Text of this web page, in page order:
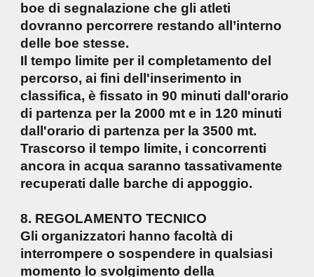
boe di segnalazione che gli atleti
dovranno percorrere restando all’interno
delle boe stesse.
Il tempo limite per il completamento del
percorso, ai fini dell'inserimento in
classifica, è fissato in 90 minuti dall'orario
di partenza per la 2000 mt e in 120 minuti
dall'orario di partenza per la 3500 mt.
Trascorso il tempo limite, i concorrenti
ancora in acqua saranno tassativamente
recuperati dalle barche di appoggio.
8. REGOLAMENTO TECNICO
Gli organizzatori hanno facoltà di
interrompere o sospendere in qualsiasi
momento lo svolgimento della